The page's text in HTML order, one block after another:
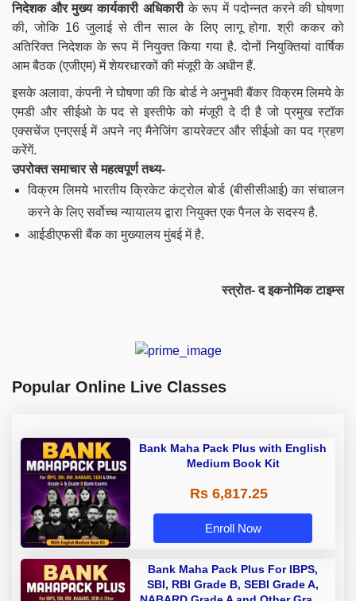
निदेशक और मुख्य कार्यकारी अधिकारीके रूप में पदोन्नत करने की घोषणा
की, जोकि 16 जुलाई से तीन साल के लिए लागू होगा. श्री ककर को
अतिरिक्त निदेशक के रूप में नियुक्त किया गया है. दोनों नियुक्तियां वार्षिक
आम बैठक (एजीएम) में शेयरधारकों की मंजूरी के अधीन हैं.
इसके अलावा, कंपनी ने घोषणा की कि बोर्ड ने अनुभवी बैंकर विक्रम लिमये के
एमडी और सीईओ के पद से इस्तीफे को मंजूरी दे दी है जो प्रमुख स्टॉक
एक्सचेंज एनएसई में अपने नए मैनेजिंग डायरेक्टर और सीईओ का पद ग्रहण
करेंगें.
उपरोक्त समाचार से महत्वपूर्ण तथ्य-
विक्रम लिमये भारतीय क्रिकेट कंट्रोल बोर्ड (बीसीसीआई) का संचालन
करने के लिए सर्वोच्च न्यायालय द्वारा नियुक्त एक पैनल के सदस्य है.
आईडीएफसी बैंक का मुख्यालय मुंबई में है.
स्त्रोत- द इकनोमिक टाइम्स
Popular Online Live Classes
Bank Maha Pack Plus with English
Medium Book Kit
Rs 6,817.25
Enroll Now
Bank Maha Pack Plus For IBPS,
SBI, RBI Grade B, SEBI Grade A,